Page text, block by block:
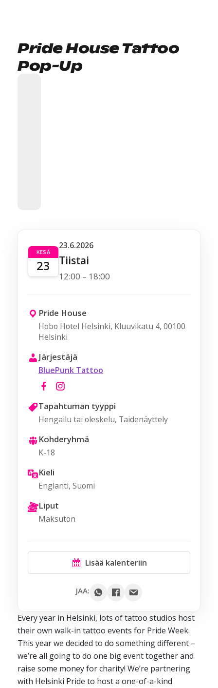
Pride House Tattoo
Pop-Up
Every year in Helsinki, lots of tattoo studios host
their own walk-in tattoo events for Pride Week.
This year we decided to do something different –
we’re all going to do one big event together and
raise some money for charity! We’re partnering
with Helsinki Pride to host a one-of-a-kind
KESÄ
23
23.6.2026
Tiistai
12:00 – 18:00
Pride House
Hobo Hotel Helsinki, Kluuvikatu 4, 00100
Helsinki
Järjestäjä
BluePunk Tattoo
Tapahtuman tyyppi
Hengailu tai oleskelu, Taidenäyttely
Kohderyhmä
K-18
Kieli
Englanti, Suomi
Liput
Maksuton
Lisää kalenteriin
Yahoo
iCal / .ics
JAA: